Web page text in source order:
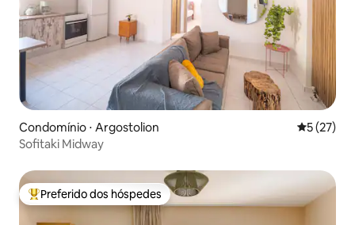
Condomínio ⋅ Argostolion 5 de uma
5 (27)
Sofitaki Midway
Entre os melhores preferidos dos hóspedes
Preferido dos hóspedes